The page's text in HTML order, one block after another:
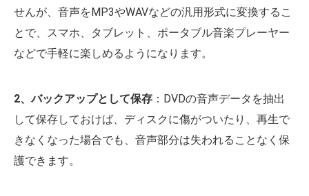
せんが、音声をMP3やWAVなどの汎用形式に変換するこ
とで、スマホ、タブレット、ポータブル音楽プレーヤー
などで手軽に楽しめるようになります。
2、バックアップとして保存 ：DVDの音声データを抽出
して保存しておけば、ディスクに傷がついたり、再生で
きなくなった場合でも、音声部分は失われることなく保
護できます。